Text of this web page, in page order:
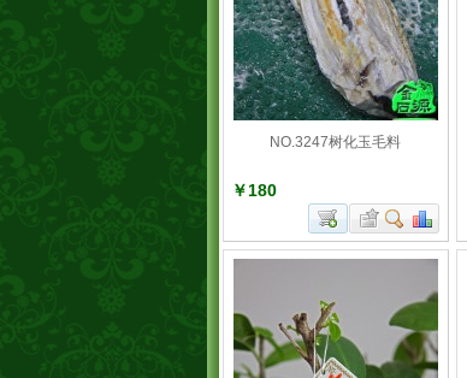
NO.3247树化玉毛料
￥180